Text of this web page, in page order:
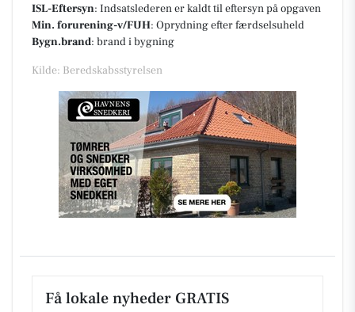
ISL-Eftersyn: Indsatslederen er kaldt til eftersyn på opgaven
Min. forurening-v/FUH: Oprydning efter færdselsuheld
Bygn.brand: brand i bygning
Kilde: Beredskabsstyrelsen
Få lokale nyheder GRATIS